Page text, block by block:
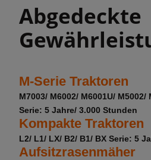
Abgedeckte
M-Serie Traktoren
M7003/ M6002/ M6001U/ M5002/
Serie: 5 Jahre/ 3.000 Stunden
Kompakte Traktoren
L2/ L1/ LX/ B2/ B1/ BX Serie: 5
Aufsitzrasenmäher